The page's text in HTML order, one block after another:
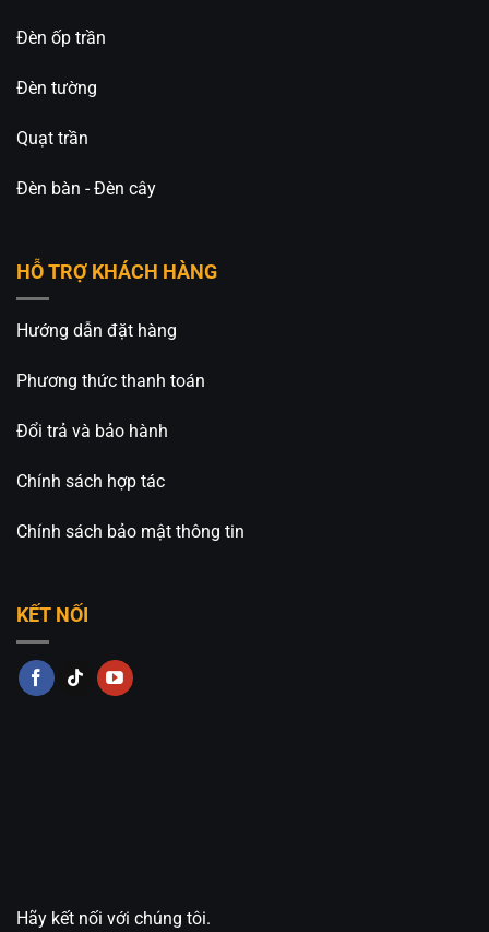
Đèn ốp trần
Đèn tường
Quạt trần
Đèn bàn - Đèn cây
HỖ TRỢ KHÁCH HÀNG
Hướng dẫn đặt hàng
Phương thức thanh toán
Đổi trả và bảo hành
Chính sách hợp tác
Chính sách bảo mật thông tin
KẾT NỐI
Hãy kết nối với chúng tôi.